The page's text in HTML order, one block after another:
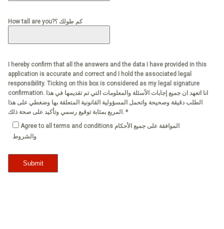
How tall are you?كم طولك ؟
I hereby confirm that all the answers and the data I have provided in this
application is accurate and correct and I hold the associated legal
responsibility. Ticking on this box is considered as my legal signature
confirmation. انا اتعهد ان جميع إجابات الأسئلة والمعلومات التي تم تقديمها في هذا
الطلب دقيقة وصحيحة واتحمل المسؤولية القانونية المتعلقة بها وضغطي على هذا
المربع بمثابة توقيع رسمي وتأكيد على صحة ذلك. *
Agree to all terms and conditions الموافقة على جميع الأحكام
والشروط